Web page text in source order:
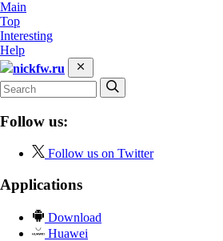
Main
Top
Interesting
Help
nickfw.ru
Follow us:
Follow us on Twitter
Applications
Download
Huawei